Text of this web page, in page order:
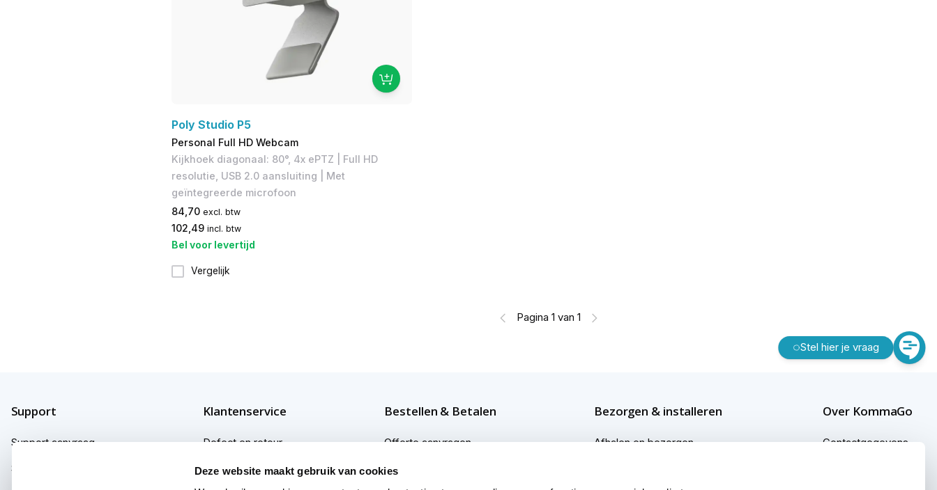
Deze website maakt gebruik van cookies
Poly Studio P5
Personal Full HD Webcam
Kijkhoek diagonaal: 80°, 4x ePTZ | Full HD
resolutie, USB 2.0 aansluiting | Met
geïntegreerde microfoon
84,70 excl. btw
102,49 incl. btw
Bel voor levertijd
Vergelijk
Pagina 1 van 1
Stel hier je vraag
Support
Support aanvraag
Support fabrikanten
Klantenservice
Defect en retour
Garantie
Bestellen & Betalen
Offerte aanvragen
Bestellen
Bezorgen & installeren
Afhalen en bezorgen
Over KommaGo
Contactgegevens